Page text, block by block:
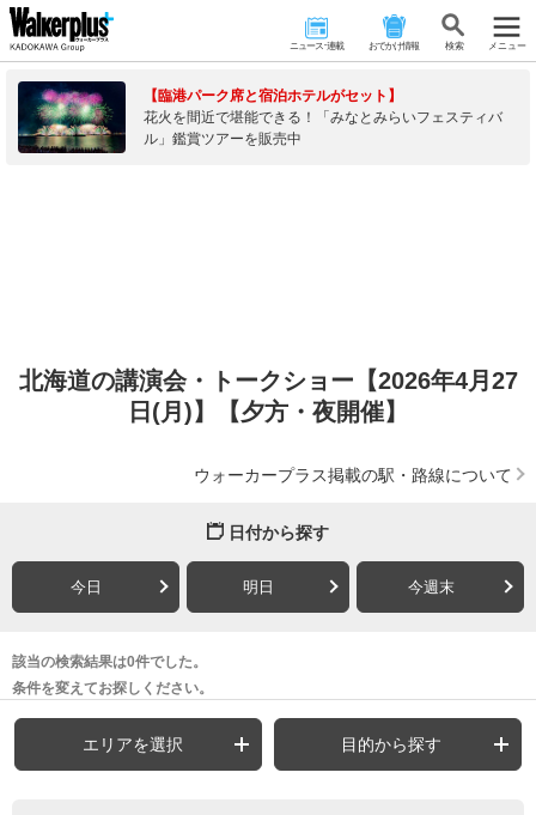
ニュース･連載 おでかけ情報 検 索 メニュー
【臨港パーク席と宿泊ホテルがセット】
花火を間近で堪能できる！「みなとみらいフェスティバ
ル」鑑賞ツアーを販売中
北海道の講演会・トークショー【2026年4月27
日(月)】【夕方・夜開催】
ウォーカープラス掲載の駅・路線について
日付から探す
今日 明日 今週末
該当の検索結果は0件でした。
条件を変えてお探しください。
エリアを選択 目的から探す